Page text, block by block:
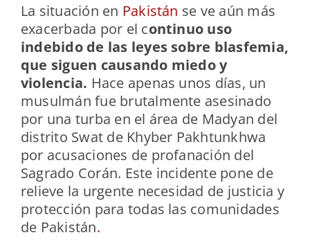
La situación en Pakistán se ve aún más
exacerbada por el continuo uso
indebido de las leyes sobre blasfemia,
que siguen causando miedo y
violencia. Hace apenas unos días, un
musulmán fue brutalmente asesinado
por una turba en el área de Madyan del
distrito Swat de Khyber Pakhtunkhwa
por acusaciones de profanación del
Sagrado Corán. Este incidente pone de
relieve la urgente necesidad de justicia y
protección para todas las comunidades
de Pakistán.